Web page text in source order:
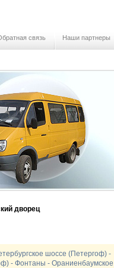
связь Наши партнеры
дворец
шоссе (Петергоф) -
- Фонтаны - Ораниенбаумское